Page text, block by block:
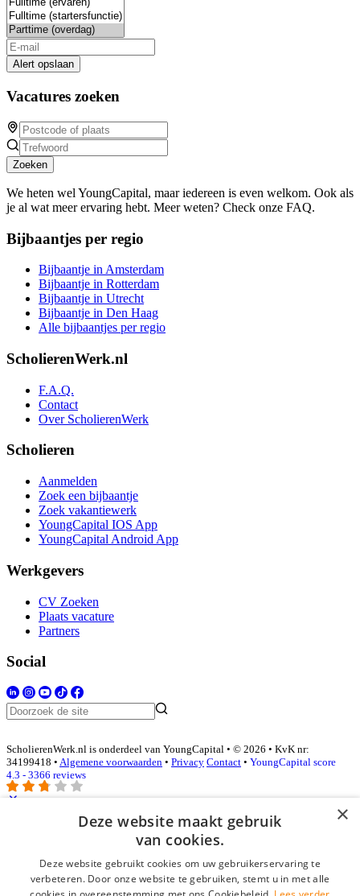
Alert opslaan
Vacatures zoeken
Zoeken
We heten wel YoungCapital, maar iedereen is even welkom. Ook als
je al wat meer ervaring hebt. Meer weten? Check onze FAQ.
Bijbaantjes per regio
Bijbaantje in Amsterdam
Bijbaantje in Rotterdam
Bijbaantje in Utrecht
Bijbaantje in Den Haag
Alle bijbaantjes per regio
ScholierenWerk.nl
F.A.Q.
Contact
Over ScholierenWerk
Scholieren
Aanmelden
Zoek een bijbaantje
Zoek vakantiewerk
YoungCapital IOS App
YoungCapital Android App
Werkgevers
CV Zoeken
Plaats vacature
Partners
Social
ScholierenWerk.nl is onderdeel van YoungCapital • © 2026 • KvK nr:
34199418 • Algemene voorwaarden • Privacy Contact • YoungCapital score
4.3 - 3366 reviews
Inloggen als bedrijf
E-mail*
×
Deze website maakt gebruik
van cookies.
Deze website gebruikt cookies om uw gebruikerservaring te
verbeteren. Door onze website te gebruiken, stemt u in met alle